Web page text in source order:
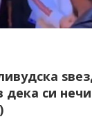
си